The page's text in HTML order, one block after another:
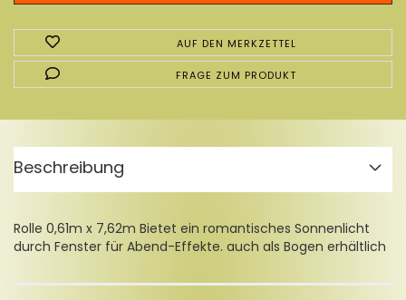
AUF DEN MERKZETTEL
FRAGE ZUM PRODUKT
Beschreibung
Rolle 0,61m x 7,62m Bietet ein romantisches Sonnenlicht
durch Fenster für Abend-Effekte. auch als Bogen erhältlich